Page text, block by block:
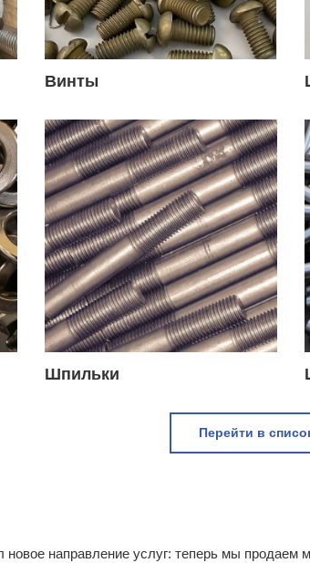
Винты
Шпильки
Перейти в
направление услуг: теперь мы продаем